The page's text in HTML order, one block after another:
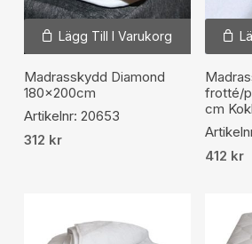
Lägg Till I Varukorg
Madrasskydd Diamond
180x200cm
Artikelnr: 20653
312 kr
frotté/
cm
412 kr